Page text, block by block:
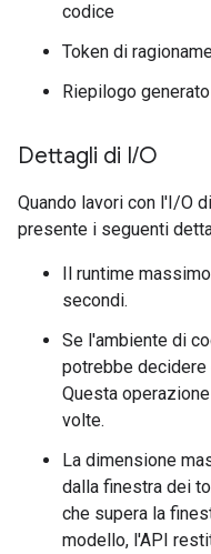
codice
Token di
Riepilogo
Dettagli di I/O
Quando lavori con l'I/O
presente i seguenti
Il runtime
secondi.
Se l'ambiente di
potrebbe decidere
Questa
volte.
La dimensione
dalla finestra dei
che supera la
modello, l'API